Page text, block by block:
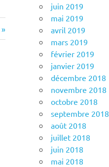
juin 2019
mai 2019
avril 2019
mars 2019
février 2019
janvier 2019
décembre 2018
novembre 2018
octobre 2018
septembre 2018
août 2018
juillet 2018
juin 2018
mai 2018